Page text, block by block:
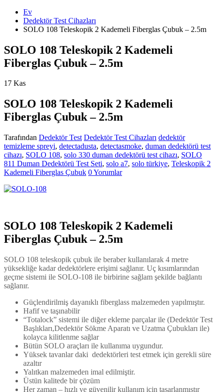
Ev
Dedektör Test Cihazları
SOLO 108 Teleskopik 2 Kademeli Fiberglas Çubuk – 2.5m
SOLO 108 Teleskopik 2 Kademeli
Fiberglas Çubuk – 2.5m
17 Kas
SOLO 108 Teleskopik 2 Kademeli
Fiberglas Çubuk – 2.5m
Tarafından Dedektör Test Dedektör Test Cihazları dedektör
temizleme spreyi, detectadusta, detectasmoke, duman dedektörü test
cihazı, SOLO 108, solo 330 duman dedektörü test cihazı, SOLO
811 Duman Dedektörü Test Seti, solo a7, solo türkiye, Teleskopik 2
Kademeli Fiberglas Çubuk 0 Yorumlar
SOLO 108 Teleskopik 2 Kademeli
Fiberglas Çubuk – 2.5m
SOLO 108 teleskopik çubuk ile beraber kullanılarak 4 metre
yüksekliğe kadar dedektörlere erişimi sağlanır. Uç kısımlarından
geçme sistemi ile SOLO-108 ile birbirine sağlam şekilde bağlantı
sağlanır.
Güçlendirilmiş dayanıklı fiberglass malzemeden yapılmıştır.
Hafif ve taşınabilir
“Totalock” sistemi ile diğer ekleme parçalar ile (Dedektör Test
Başlıkları,Dedektör Sökme Aparatı ve Uzatma Çubukları ile)
kolayca kilitlenme sağlar
Bütün SOLO araçları ile kullanıma uygundur.
Yüksek tavanlar daki dedektörleri test etmek için gerekli süre
azaltır
Yalıtkan malzemeden imal edilmiştir.
Üstün kalitede bir çözüm
Her zaman – hızlı ve güvenilir kullanım için tasarlanmıştır